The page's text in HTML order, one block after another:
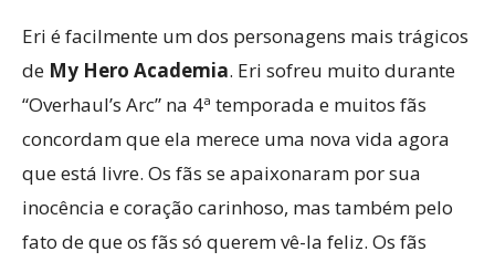
Eri é facilmente um dos personagens mais trágicos
de My Hero Academia. Eri sofreu muito durante
“Overhaul’s Arc” na 4ª temporada e muitos fãs
concordam que ela merece uma nova vida agora
que está livre. Os fãs se apaixonaram por sua
inocência e coração carinhoso, mas também pelo
fato de que os fãs só querem vê-la feliz. Os fãs